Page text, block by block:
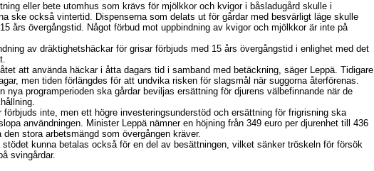
eller bete utomhus som krävs för mjölkkor och kvigor i båsladugård skulle i
ske också vintertid. Dispenserna som delats ut för gårdar med besvärligt läge skulle
års övergångstid. Något förbud mot uppbindning av kvigor och mjölkkor är inte på
av dräktighetshäckar för grisar förbjuds med 15 års övergångstid i enlighet med det
att använda häckar i åtta dagars tid i samband med betäckning, säger Leppä. Tidigare
men tiden förlängdes för att undvika risken för slagsmål när suggorna återförenas.
nya programperioden ska gårdar beviljas ersättning för djurens välbefinnande när de
förbjuds inte, men ett högre investeringsunderstöd och ersättning för frigrisning ska
användningen. Minister Leppä nämner en höjning från 349 euro per djurenhet till 436
den stora arbetsmängd som övergången kräver.
kunna betalas också för en del av besättningen, vilket sänker tröskeln för försök
svingårdar.